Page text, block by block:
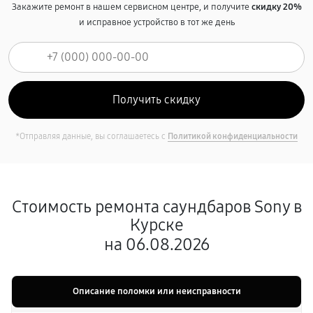
Закажите ремонт в нашем сервисном центре, и получитескидку 20%
и исправное устройство в тот же день
*Отправляя данные, вы соглашаетесь с Политикой конфиденциальности
Стоимость ремонта саундбаров Sony в
Курске
на 06.08.2026
Описание поломки или неисправности